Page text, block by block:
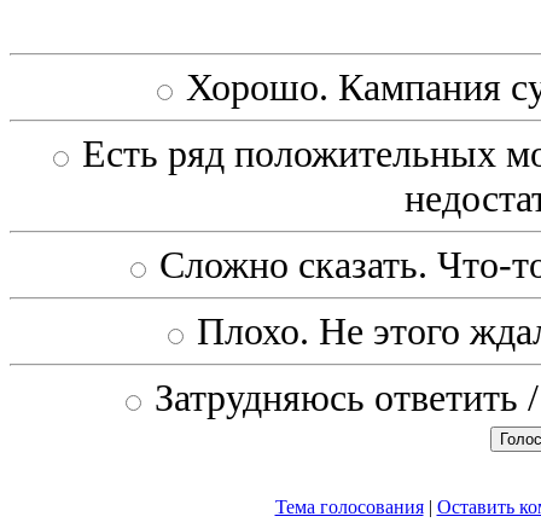
Хорошо. Кампания
Есть ряд положительных
Сложно сказать. Что-
Плохо. Не этого
Затрудняюсь
Тема голосования| Оставить